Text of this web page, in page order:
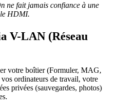
ne fait jamais confiance à une
HDMI.
V-LAN (Réseau
votre boîtier (Formuler, MAG,
ordinateurs de travail, votre
privées (sauvegardes, photos)